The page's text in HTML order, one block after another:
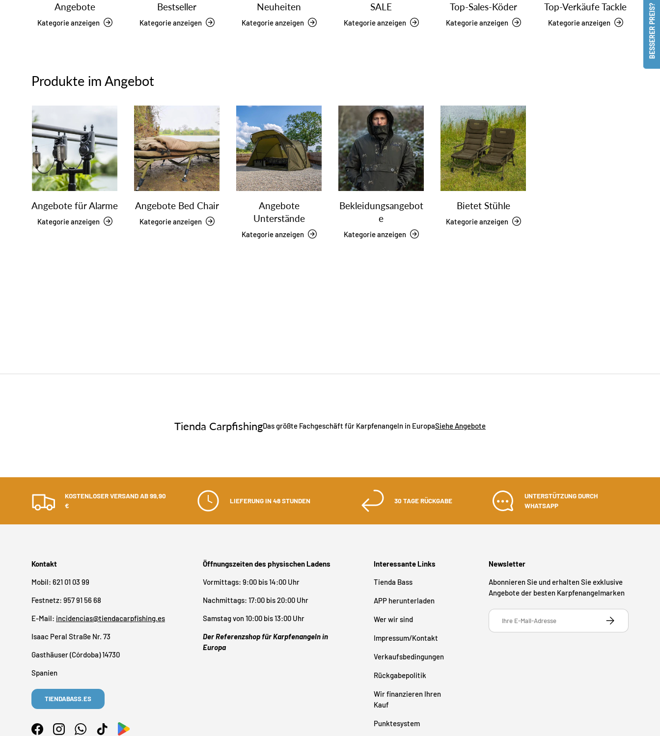
Angebote
Kategorie anzeigen
Bestseller
Kategorie anzeigen
Neuheiten
Kategorie anzeigen
SALE
Kategorie anzeigen
Top-Sales-Köder
Kategorie anzeigen
Top-Verkäufe Tackle
Kategorie anzeigen
Produkte im Angebot
Angebote für Alarme
Kategorie anzeigen
Angebote Bed Chair
Kategorie anzeigen
Angebote
Unterstände
Kategorie anzeigen
Bekleidungsangebot
e
Kategorie anzeigen
Bietet Stühle
Kategorie anzeigen
Tienda CarpfishingDas größte Fachgeschäft für Karpfenangeln in EuropaSiehe Angebote
KOSTENLOSER VERSAND AB 99,90
€
LIEFERUNG IN 48 STUNDEN 30 TAGE RÜCKGABE
UNTERSTÜTZUNG DURCH
WHATSAPP
Kontakt
Mobil: 621 01 03 99
Festnetz: 957 91 56 68
E-Mail: incidencias@tiendacarpfishing.es
Isaac Peral Straße Nr. 73
Gasthäuser (Córdoba) 14730
Spanien
TIENDABASS.ES
FacebookInstagramWhatsAppTikTok
Öffnungszeiten des physischen Ladens
Vormittags: 9:00 bis 14:00 Uhr
Nachmittags: 17:00 bis 20:00 Uhr
Samstag von 10:00 bis 13:00 Uhr
Der Referenzshop für Karpfenangeln in
Europa
Interessante Links
Tienda Bass
APP herunterladen
Wer wir sind
Impressum/Kontakt
Verkaufsbedingungen
Rückgabepolitik
Wir finanzieren Ihren
Kauf
Punktesystem
Newsletter
Abonnieren Sie und erhalten Sie exklusive
Angebote der besten Karpfenangelmarken
E-Mail
ABONNIEREN
BESSERER PREIS?